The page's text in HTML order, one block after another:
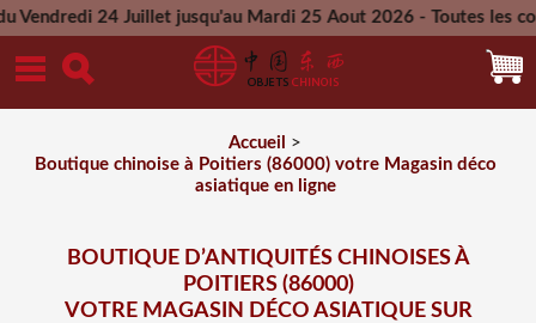
24 Juillet jusqu'au Mardi 25 Aout 2026 - Toutes les
Mercredi 26 Aout 2026
Accueil
>
Boutique chinoise à Poitiers (86000) votre Magasin déco
asiatique en ligne
BOUTIQUE D’ANTIQUITÉS CHINOISES À
POITIERS (86000)
VOTRE MAGASIN DÉCO ASIATIQUE SUR